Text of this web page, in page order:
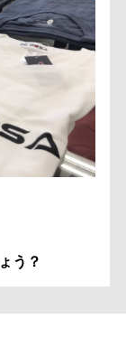
う？